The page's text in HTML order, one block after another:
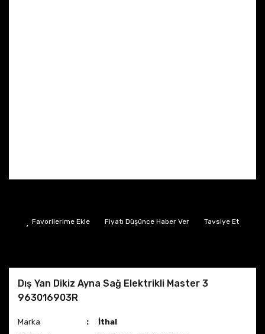
Fiyatı Düşünce Haber Ver Tavsiye Et
Dış Yan Dikiz Ayna Sağ Elektrikli Master 3
963016903R
Marka
İthal